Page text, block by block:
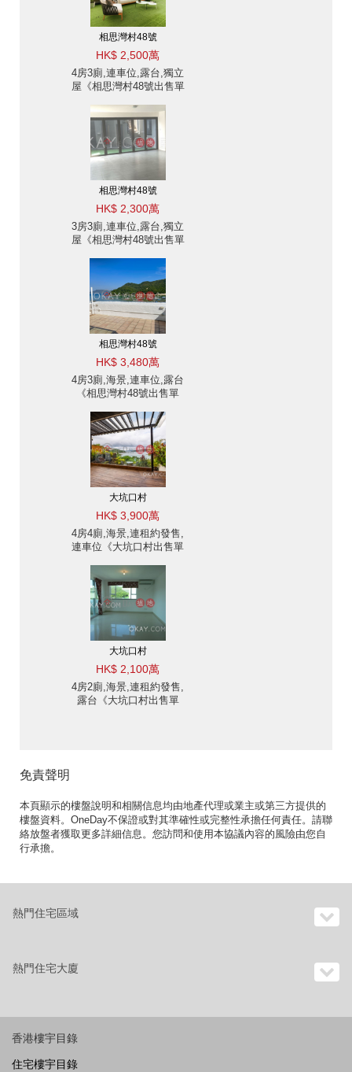
相思灣村48號
HK$ 2,500萬
4房3廁,連車位,露台,獨立
屋《相思灣村48號出售單
相思灣村48號
HK$ 2,300萬
3房3廁,連車位,露台,獨立
屋《相思灣村48號出售單
相思灣村48號
HK$ 3,480萬
4房3廁,海景,連車位,露台
《相思灣村48號出售單
大坑口村
HK$ 3,900萬
4房4廁,海景,連租約發售,
連車位《大坑口村出售單
大坑口村
HK$ 2,100萬
4房2廁,海景,連租約發售,
露台《大坑口村出售單
免責聲明
本頁顯示的樓盤說明和相關信息均由地產代理或業主或第三方提供的
樓盤資料。OneDay不保證或對其準確性或完整性承擔任何責任。請聯
絡放盤者獲取更多詳細信息。您訪問和使用本協議內容的風險由您自
行承擔。
熱門住宅區域
熱門住宅大廈
香港樓宇目錄
住宅樓宇目錄